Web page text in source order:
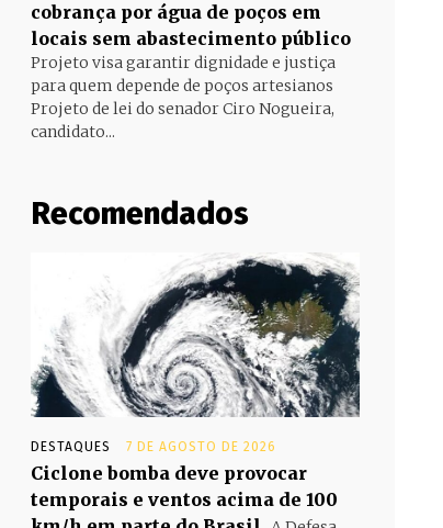
cobrança por água de poços em
locais sem abastecimento público
Projeto visa garantir dignidade e justiça
para quem depende de poços artesianos
Projeto de lei do senador Ciro Nogueira,
candidato...
Recomendados
DESTAQUES 7 DE AGOSTO DE 2026
Ciclone bomba deve provocar
temporais e ventos acima de 100